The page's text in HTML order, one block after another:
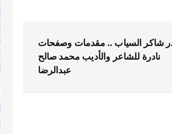
شاكر السياب .. مقدمات وصفحات
نادرة للشاعر والأديب محمد صالح
عبدالرضا